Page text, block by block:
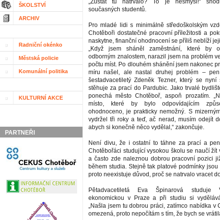
ŠKOLSTVÍ
ARCHIV
Radniční okénko
Městská policie
Komunální politika
KULTURNÍ AKCE
PARTNEŘI
„Zůstat tu natrvalo? To je nesmysl!“
současných studentů.
Pro mladé lidi s minimálně středoškolským
Chotěboři dostatečné pracovní příležitosti a
naskytne, finanční ohodnocení se příliš neblíží
„Když jsem sháněl zaměstnání, které by
odborným znalostem, narazil jsem na problém
počtu míst. Po dlouhém shánění jsem nakonec
míru našel, ale nastal druhej problém –
šestadvacetiletý Zdeněk Tezner, který se
stěhuje za prací do Pardubic. Jako trvalé
ponechá město Chotěboř, aspoň prozatím.
místo, které by bylo odpovídajícím
ohodnoceno, je prakticky nemožný. S
vydržel tři roky a teď, ač nerad, musím odejít
abych si konečně něco vydělal,“ zakončuje.
Není divu, že i ostatní to táhne za prací a
Chotěbořáci studující vysokou školu se naučí žít
a často zde naleznou dobrou pracovní pozici
během studia. Stejně tak platové podmínky
proto neexistuje důvod, proč se natrvalo vracet
Pětadvacetiletá Eva Špinarová studuje
ekonomickou v Praze a při studiu si
„Našla jsem tu dobrou práci, zatímco nabídka v
omezená, proto nepočítám s tím, že bych se